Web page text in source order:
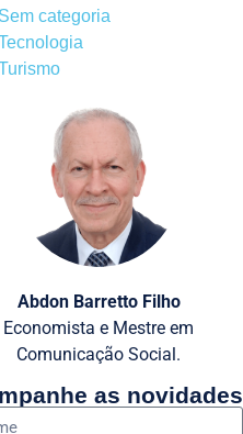
Sem categoria
Abdon Barretto Filho
Economista e Mestre em
Comunicação Social.
as novidades